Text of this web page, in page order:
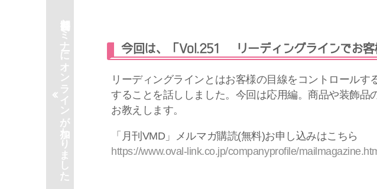
月例公開セミナーにオンラインが加わりました 今回は、「Vol.251 リーディングラインでお客
リーディングラインとはお客様の目線をコントロール
することを話ししました。今回は応用編。商品や装飾
お教えします。
「月刊VMD」メルマガ購読(無料)お申し込みはこちら
https://www.oval-link.co.jp/companyprofile/